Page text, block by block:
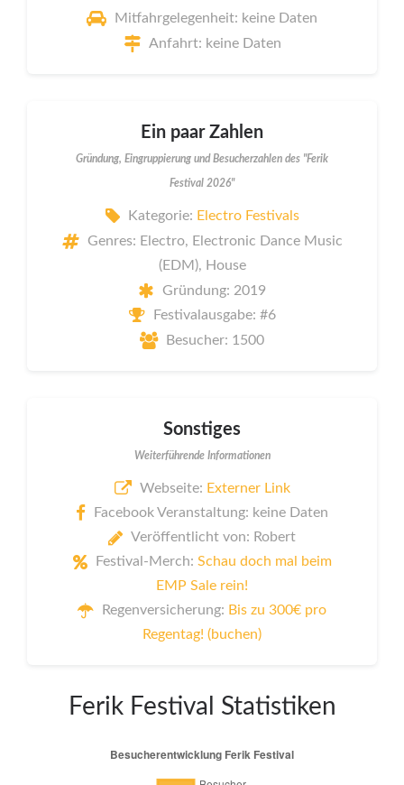
Mitfahrgelegenheit: keine Daten
Anfahrt: keine Daten
Ein paar Zahlen
Gründung, Eingruppierung und Besucherzahlen des "Ferik
Festival 2026"
Kategorie: Electro Festivals
Genres: Electro, Electronic Dance Music
(EDM), House
Gründung: 2019
Festivalausgabe: #6
Besucher: 1500
Sonstiges
Weiterführende Informationen
Webseite: Externer Link
Facebook Veranstaltung: keine Daten
Veröffentlicht von: Robert
Festival-Merch: Schau doch mal beim
EMP Sale rein!
Regenversicherung: Bis zu 300€ pro
Regentag! (buchen)
Ferik Festival Statistiken